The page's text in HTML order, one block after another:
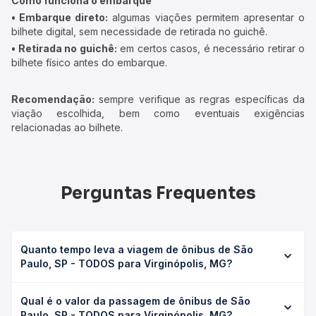
• Embarque direto: algumas viações permitem apresentar o
bilhete digital, sem necessidade de retirada no guichê.
• Retirada no guichê: em certos casos, é necessário retirar o
bilhete físico antes do embarque.
Recomendação: sempre verifique as regras específicas da
viação escolhida, bem como eventuais exigências
relacionadas ao bilhete.
Perguntas Frequentes
Quanto tempo leva a viagem de ônibus de São
Paulo, SP - TODOS para Virginópolis, MG?
Virginópolis, MG leva em média 16h 56min, podendo variar
Qual é o valor da passagem de ônibus de São